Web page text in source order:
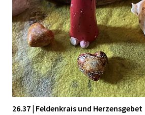
26.37 | Feldenkrais und Herzensgebet